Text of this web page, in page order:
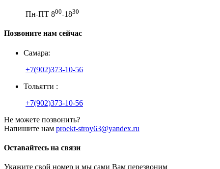
Пн-ПТ 800-1830
Позвоните нам сейчас
Самара:
+7(902)373-10-56
Тольятти :
+7(902)373-10-56
Не можете позвонить?
Напишите нам proekt-stroy63@yandex.ru
Оставайтесь на связи
Укажите свой номер и мы сами Вам перезвоним